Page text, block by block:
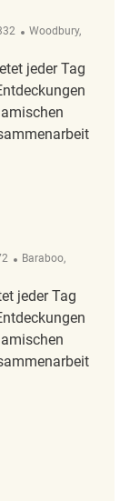
Ort
Woodbury,
jeder Tag
Time REQ105332
Ort
Baraboo,
jeder Tag